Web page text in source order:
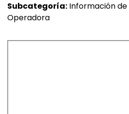
Buscar
Subcategoría: Información de
Operadora